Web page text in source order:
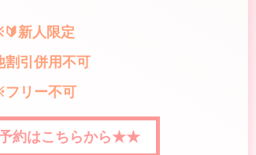
新人限定
引併用不可
リー不可
約はこちらから★★